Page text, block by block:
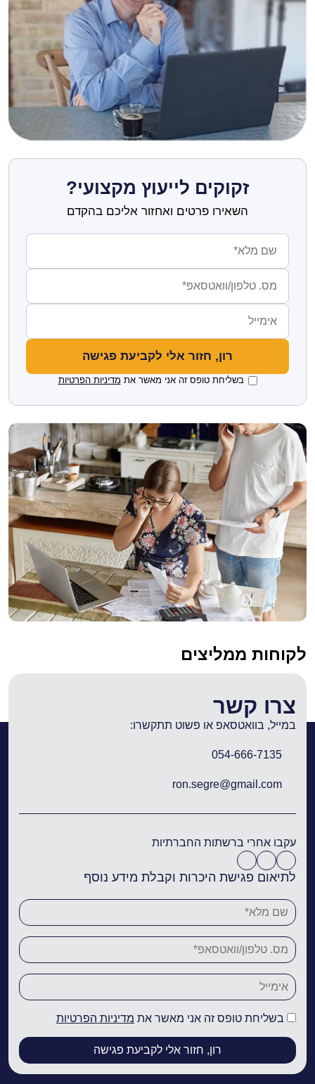
זקוקים לייעוץ מקצועי?
השאירו פרטים ואחזור אליכם בהקדם
בשליחת טופס זה אני מאשר את מדיניות הפרטיות
לקוחות ממליצים
צרו קשר
במייל, בוואטסאפ או פשוט תתקשרו:
054-666-7135
ron.segre@gmail.com
עקבו אחרי ברשתות החברתיות
לתיאום פגישת היכרות וקבלת מידע נוסף
בשליחת טופס זה אני מאשר את מדיניות הפרטיות